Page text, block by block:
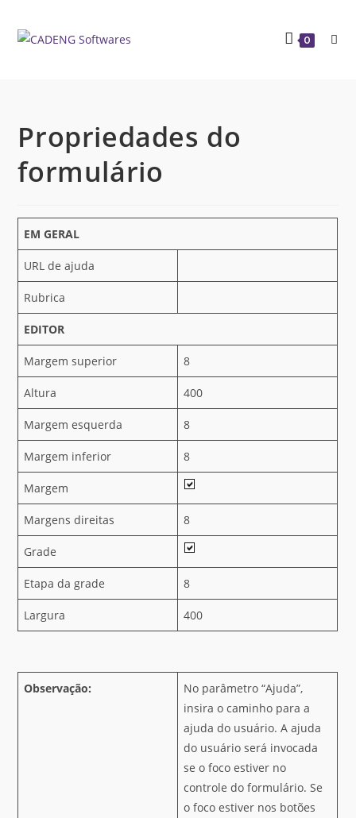
0
Propriedades do
formulário
EM GERAL
URL de ajuda
Rubrica
EDITOR
Margem superior 8
Altura 400
Margem esquerda 8
Margem inferior 8
Margem
Margens direitas 8
Grade
Etapa da grade 8
Largura 400
Observação:
No parâmetro “Ajuda”,
insira o caminho para a
ajuda do usuário. A ajuda
do usuário será invocada
se o foco estiver no
controle do formulário. Se
o foco estiver nos botões